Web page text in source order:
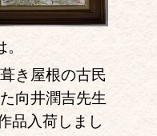
き屋根の古民
向井潤吉先生
品入荷しまし